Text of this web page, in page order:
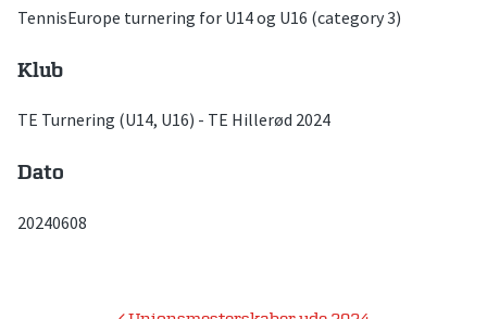
TennisEurope turnering for U14 og U16 (category 3)
Klub
TE Turnering (U14, U16) - TE Hillerød 2024
Dato
20240608